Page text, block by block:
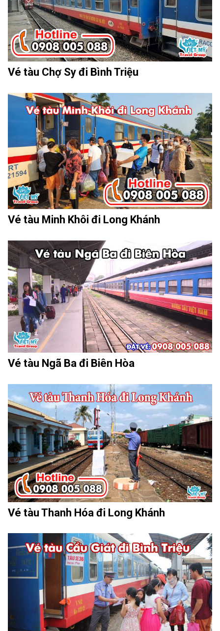
Vé tàu Chợ Sy đi Bình Triệu
Vé tàu Minh Khôi đi Long Khánh
Vé tàu Ngã Ba đi Biên Hòa
Vé tàu Thanh Hóa đi Long Khánh